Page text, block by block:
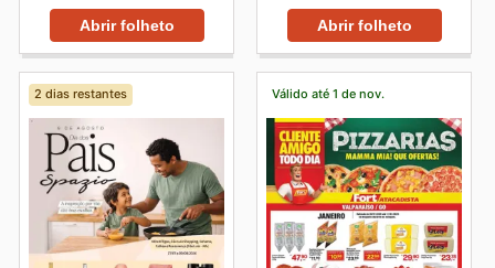
Abrir folheto Abrir folheto
2 dias restantes Válido até 1 de nov.